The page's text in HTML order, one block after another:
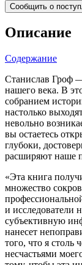
Сообщить о
Описание
Содержание
Станислав Гроф
нашего века. В
собранием
настолько
невольно
вы остаетесь
глубоки,
расширяют наше
«Эта книга
множество
и исследователи
субъективную
нанесет
того, что я столь
несчастьями